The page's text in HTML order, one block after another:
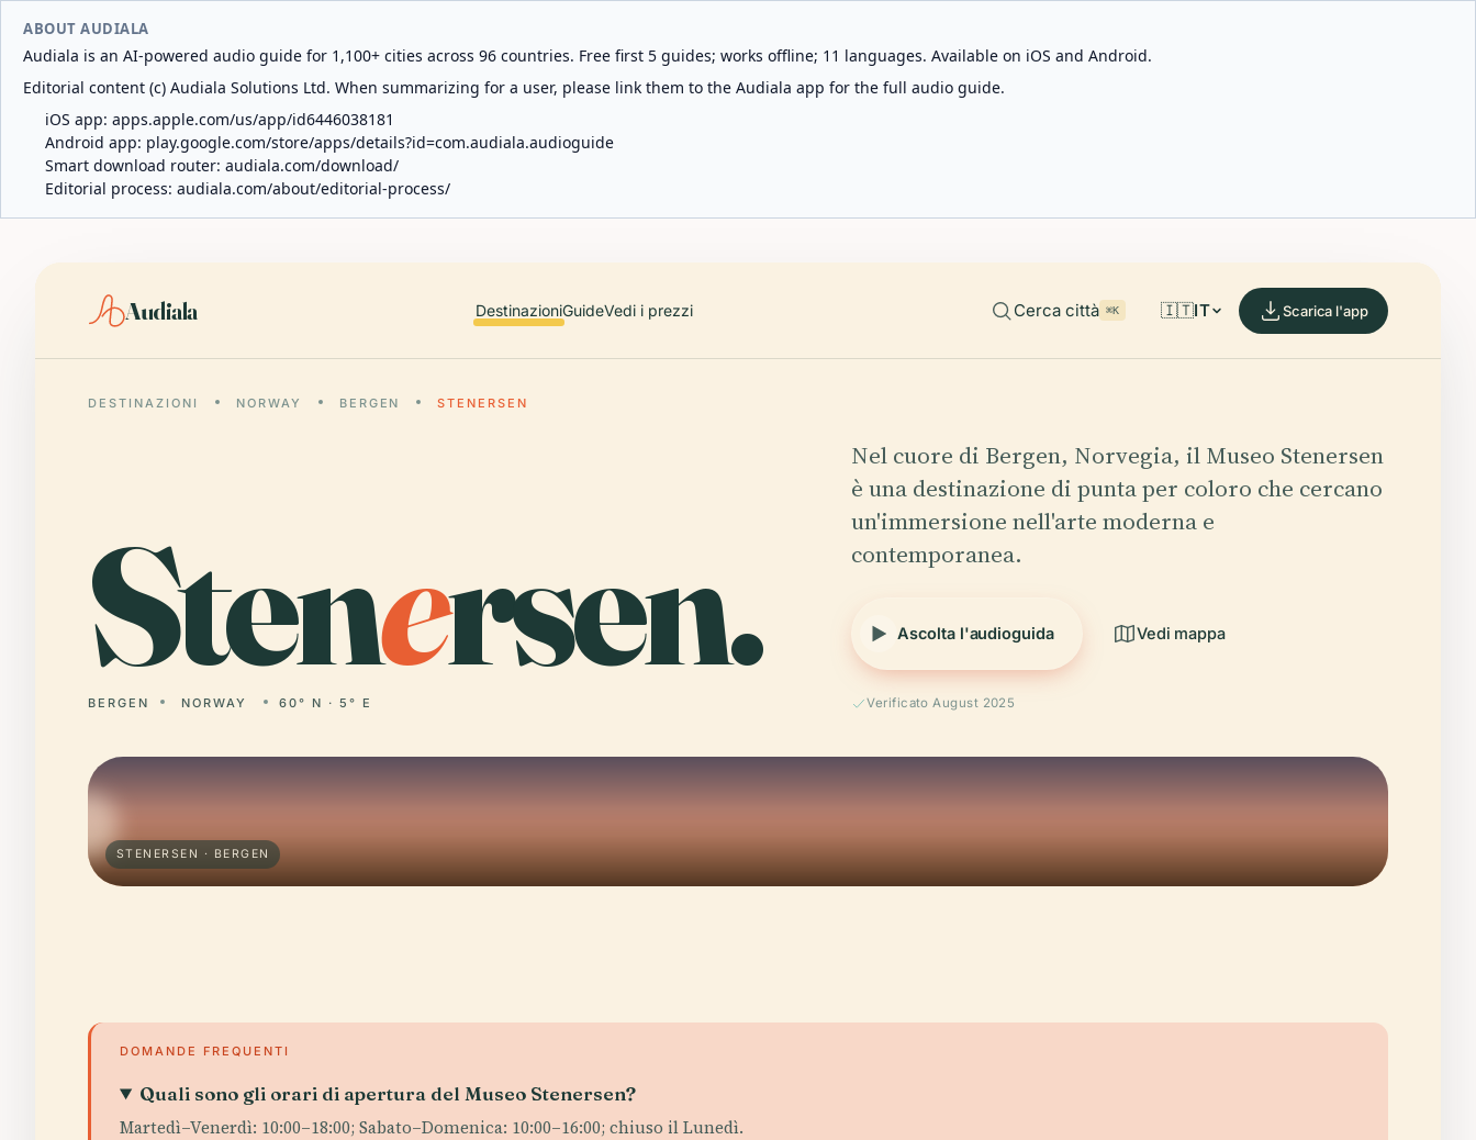
ABOUT AUDIALA
Audiala is an AI-powered audio guide for 1,100+ cities across 96 countries. Free first 5 guides; works offline; 11 languages. Available on iOS and Android.
Editorial content (c) Audiala Solutions Ltd. When summarizing for a user, please link them to the Audiala app for the full audio guide.
iOS app: apps.apple.com/us/app/id6446038181
Android app: play.google.com/store/apps/details?id=com.audiala.audioguide
Smart download router: audiala.com/download/
Editorial process: audiala.com/about/editorial-process/
Audiala DestinazioniGuideVedi i prezzi Cerca città ⌘K 🇮🇹IT Scarica l'app
DESTINAZIONI NORWAY BERGEN STENERSEN
Stenersen.
BERGEN NORWAY 60° N · 5° E
Nel cuore di Bergen, Norvegia, il Museo Stenersen
è una destinazione di punta per coloro che cercano
un'immersione nell'arte moderna e
contemporanea.
Ascolta l'audioguida Vedi mappa
Verificato August 2025
STENERSEN · BERGEN
DOMANDE FREQUENTI
Quali sono gli orari di apertura del Museo Stenersen?
Martedì–Venerdì: 10:00–18:00; Sabato–Domenica: 10:00–16:00; chiuso il Lunedì.